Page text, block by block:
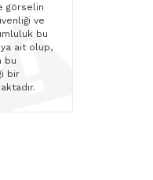
görselin
ve
bu
ait olup,
bu
bir